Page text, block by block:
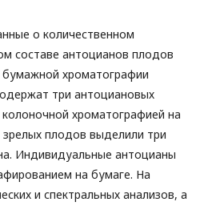
о количественном
составе антоцианов плодов
хроматографии
три антоциановых
хроматографией на
плодов выделили три
Индивидуальные антоцианы
на бумаге. На
и спектральных анализов, а